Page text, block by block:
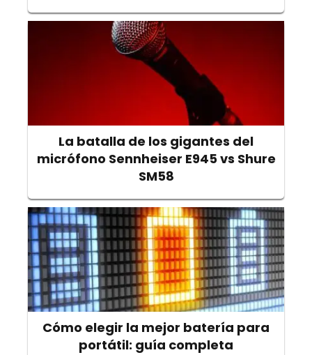
La batalla de los gigantes del
micrófono Sennheiser E945 vs Shure
SM58
Cómo elegir la mejor batería para
portátil: guía completa